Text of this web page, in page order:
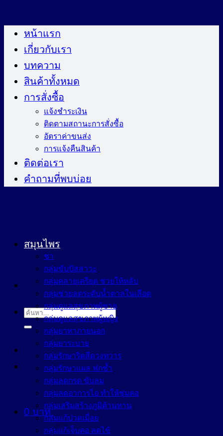
ไป
หน้าแรก
เกี่ยวกับเรา
บทความ
สินค้าทั้งหมด
การสั่งซื้อ
แจ้งชำระเงิน
ติดตามสถานะการสั่งซื้อ
อัตราค่าขนส่ง
การแจ้งคืนสินค้า
ติดต่อเรา
คำถามที่พบบ่อย
ค้นหา:
0 บาท
สมุนไพร
ชา
กลุ่มขับปัสสาวะ
กลุ่มคลายเครียด ช่วยให้หลับ
กลุ่มช่วยลดระดับน้ำตาลในเลือด
กลุ่มดูแลสุขภาพผู้ชาย
กลุ่มดูแลสุขภาพผู้หญิง
กลุ่มยาทาภายนอก
กลุ่มยาระบาย
กลุ่มรักษาริดสีดวงทวาร
กลุ่มรักษาแผล ฟกช้ำ
กลุ่มลดกรด ขับลม
กลุ่มลดอาการไอ ทำให้ชุ่มคอ
กลุ่มเสริมสร้างภูมิต้านทาน
กลุ่มแก้ปวดเมื่อย
กลุ่มแก้เจ็บคอ ลดไข้